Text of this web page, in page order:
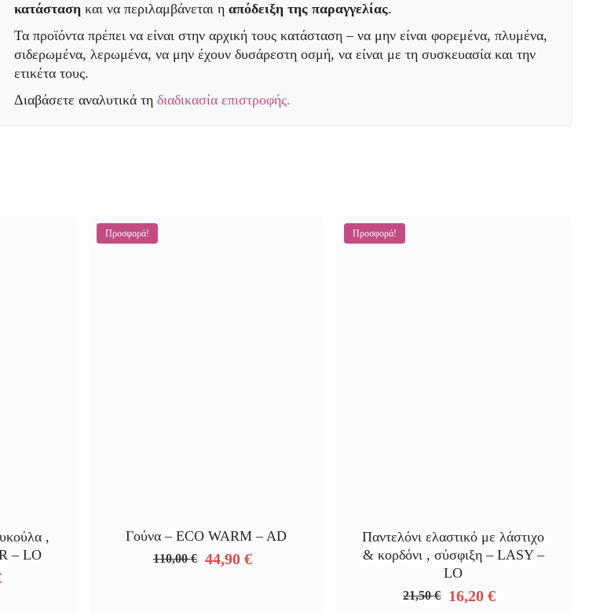
κατάστασηκαι να περιλαμβάνεται η απόδειξη της παραγγελίας.
Τα προϊόντα πρέπει να είναι στην αρχική τους κατάσταση – να μην είναι φορεμένα, πλυμένα,
σιδερωμένα, λερωμένα, να μην έχουν δυσάρεστη οσμή, να είναι με τη συσκευασία και την
ετικέτα τους.
Διαβάσετε αναλυτικά τη διαδικασία επιστροφής.
,
– LO
Προσφορά!
Γούνα – ECO WARM – AD
110,00€
Original
44,90 €
Η
Προσφορά!
Παντελόνι ελαστικό με λάστιχο
& κορδόνι , σύσφιξη – LASY –
LO
21,50€
Original
16,20€
Η